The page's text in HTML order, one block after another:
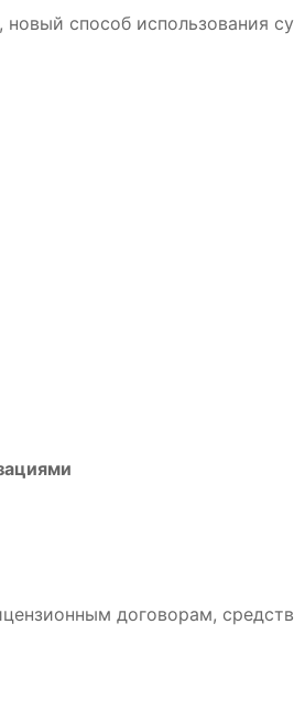
способ использования
договорам,